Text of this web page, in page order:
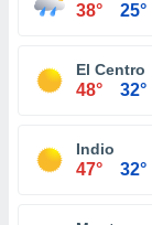
38° 25°
El Centro
48° 32°
Indio
47° 32°